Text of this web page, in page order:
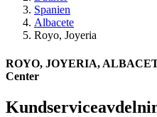
Spanien
Albacete
Royo, Joyeria
ROYO, JOYERIA,
Center